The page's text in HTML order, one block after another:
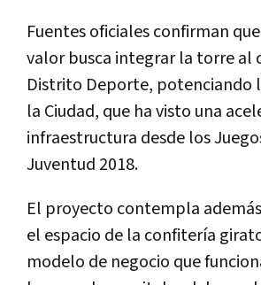
Fuentes oficiales confirman
valor busca integrar la torre al
Distrito Deporte, potenciando
la Ciudad, que ha visto una
infraestructura desde los
Juventud 2018.
El proyecto contempla
el espacio de la confitería
modelo de negocio que